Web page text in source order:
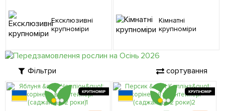
Ексклюзивні
крупноміри
Кімнатні
крупноміри
Фільтри сортування
КРУПНОМІР КРУПНОМІР